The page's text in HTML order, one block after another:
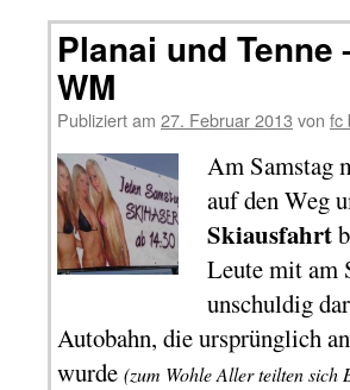
Planai und
WM
Publiziert am 27. Februar 2013 von fc
Am Samstag
auf den Weg
Skiausfahrt
Leute mit am
unschuldig
Autobahn, die ursprünglich
wurde (zum Wohle Aller teilten sich